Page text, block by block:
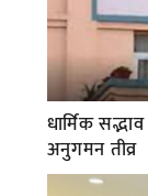
धार्मिक
अनुगमन तीव्र